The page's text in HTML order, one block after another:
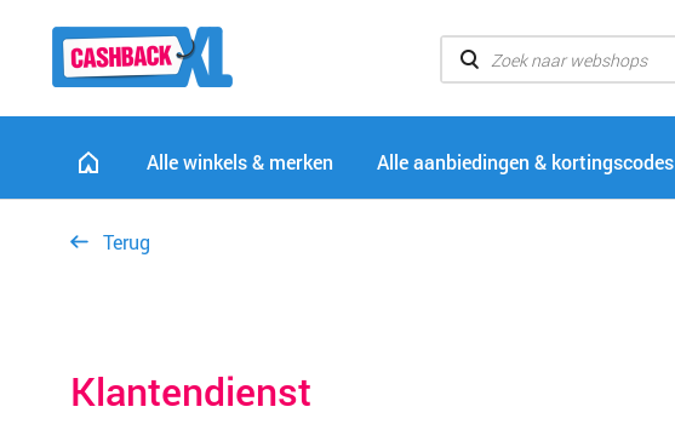
Alle winkels & merken Alle aanbiedingen & kortingscodes
Terug
Klantendienst